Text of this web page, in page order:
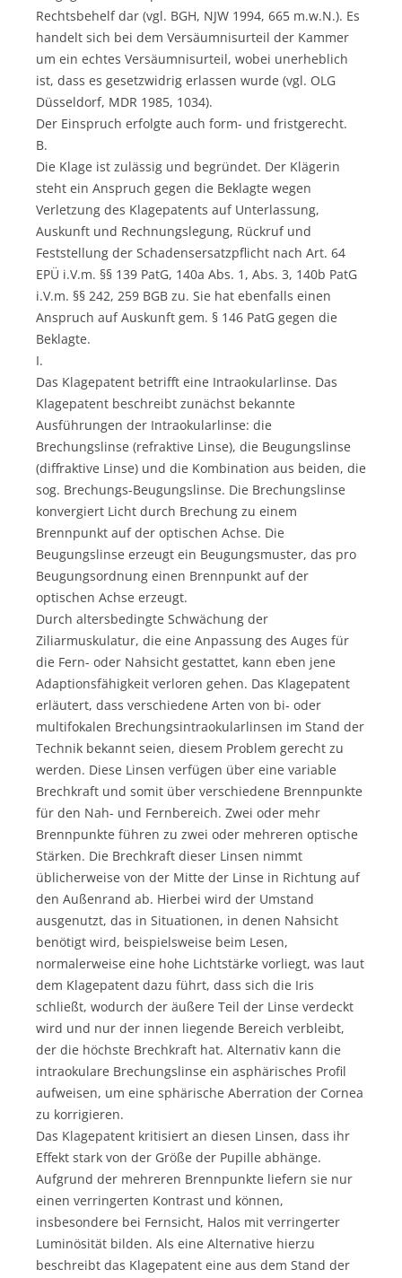
Rechtsbehelf dar (vgl. BGH, NJW 1994, 665 m.w.N.). Es
handelt sich bei dem Versäumnisurteil der Kammer
um ein echtes Versäumnisurteil, wobei unerheblich
ist, dass es gesetzwidrig erlassen wurde (vgl. OLG
Düsseldorf, MDR 1985, 1034).
Der Einspruch erfolgte auch form- und fristgerecht.
B.
Die Klage ist zulässig und begründet. Der Klägerin
steht ein Anspruch gegen die Beklagte wegen
Verletzung des Klagepatents auf Unterlassung,
Auskunft und Rechnungslegung, Rückruf und
Feststellung der Schadensersatzpflicht nach Art. 64
EPÜ i.V.m. §§ 139 PatG, 140a Abs. 1, Abs. 3, 140b PatG
i.V.m. §§ 242, 259 BGB zu. Sie hat ebenfalls einen
Anspruch auf Auskunft gem. § 146 PatG gegen die
Beklagte.
I.
Das Klagepatent betrifft eine Intraokularlinse. Das
Klagepatent beschreibt zunächst bekannte
Ausführungen der Intraokularlinse: die
Brechungslinse (refraktive Linse), die Beugungslinse
(diffraktive Linse) und die Kombination aus beiden, die
sog. Brechungs-Beugungslinse. Die Brechungslinse
konvergiert Licht durch Brechung zu einem
Brennpunkt auf der optischen Achse. Die
Beugungslinse erzeugt ein Beugungsmuster, das pro
Beugungsordnung einen Brennpunkt auf der
optischen Achse erzeugt.
Durch altersbedingte Schwächung der
Ziliarmuskulatur, die eine Anpassung des Auges für
die Fern- oder Nahsicht gestattet, kann eben jene
Adaptionsfähigkeit verloren gehen. Das Klagepatent
erläutert, dass verschiedene Arten von bi- oder
multifokalen Brechungsintraokularlinsen im Stand der
Technik bekannt seien, diesem Problem gerecht zu
werden. Diese Linsen verfügen über eine variable
Brechkraft und somit über verschiedene Brennpunkte
für den Nah- und Fernbereich. Zwei oder mehr
Brennpunkte führen zu zwei oder mehreren optische
Stärken. Die Brechkraft dieser Linsen nimmt
üblicherweise von der Mitte der Linse in Richtung auf
den Außenrand ab. Hierbei wird der Umstand
ausgenutzt, das in Situationen, in denen Nahsicht
benötigt wird, beispielsweise beim Lesen,
normalerweise eine hohe Lichtstärke vorliegt, was laut
dem Klagepatent dazu führt, dass sich die Iris
schließt, wodurch der äußere Teil der Linse verdeckt
wird und nur der innen liegende Bereich verbleibt,
der die höchste Brechkraft hat. Alternativ kann die
intraokulare Brechungslinse ein asphärisches Profil
aufweisen, um eine sphärische Aberration der Cornea
zu korrigieren.
Das Klagepatent kritisiert an diesen Linsen, dass ihr
Effekt stark von der Größe der Pupille abhänge.
Aufgrund der mehreren Brennpunkte liefern sie nur
einen verringerten Kontrast und können,
insbesondere bei Fernsicht, Halos mit verringerter
Luminösität bilden. Als eine Alternative hierzu
beschreibt das Klagepatent eine aus dem Stand der